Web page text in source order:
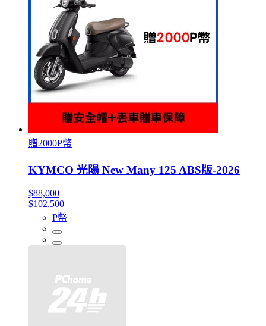
贈2000P幣
KYMCO 光陽 New Many 125 ABS版-2026
$88,000
$102,500
P幣